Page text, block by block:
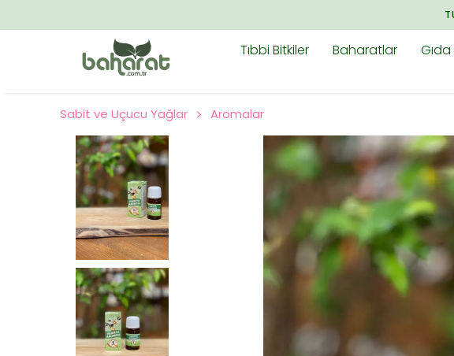
Tıbbi Bitkiler Baharatlar Gıda
Sabit ve Uçucu Yağlar Aromalar